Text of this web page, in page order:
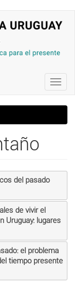
del pasado
de vivir el
Uruguay: lugares
el problema
tiempo presente